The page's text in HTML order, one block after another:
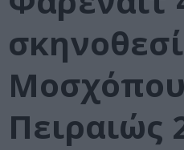
Πειραιώς